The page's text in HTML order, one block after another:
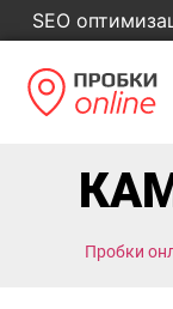
SEO
Пробки